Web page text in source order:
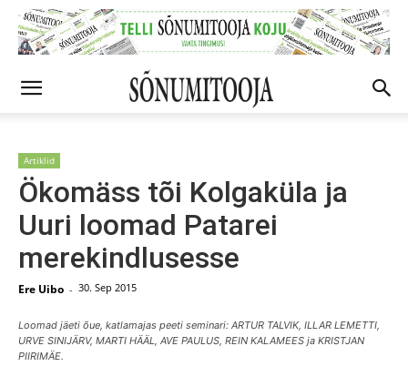
Artiklid
Ökomäss tõi Kolgaküla ja
Uuri loomad Patarei
merekindlusesse
Ere Uibo - 30. Sep 2015
Loomad jäeti õue, katlamajas peeti seminari: ARTUR TALVIK, ILLAR LEMETTI,
URVE SINIJÄRV, MARTI HÄÄL, AVE PAULUS, REIN KALAMEES ja KRISTJAN
PIIRIMÄE.